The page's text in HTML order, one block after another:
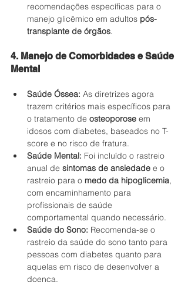
recomendações específicas para o
manejo glicêmico em adultos pós-
transplante de órgãos.
4. Manejo de Comorbidades e Saúde
Mental
Saúde Óssea: As diretrizes agora
trazem critérios mais específicos para
o tratamento de osteoporose em
idosos com diabetes, baseados no T-
score e no risco de fratura.
Saúde Mental: Foi incluído o rastreio
anual de sintomas de ansiedade e o
rastreio para o medo da hipoglicemia,
com encaminhamento para
profissionais de saúde
comportamental quando necessário.
Saúde do Sono: Recomenda-se o
rastreio da saúde do sono tanto para
pessoas com diabetes quanto para
aquelas em risco de desenvolver a
doença.